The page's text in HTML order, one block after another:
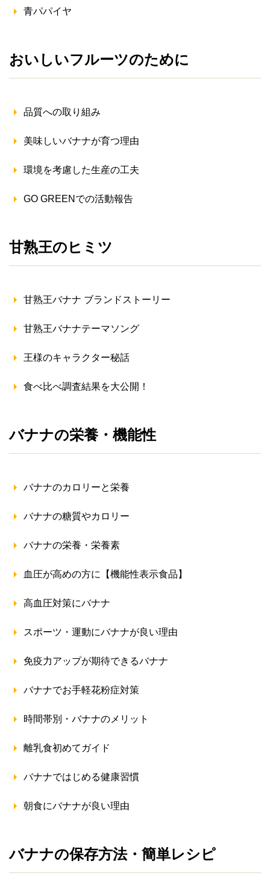
青パパイヤ
おいしいフルーツのために
品質への取り組み
美味しいバナナが育つ理由
環境を考慮した生産の工夫
GO GREENでの活動報告
甘熟王のヒミツ
甘熟王バナナ ブランドストーリー
甘熟王バナナテーマソング
王様のキャラクター秘話
食べ比べ調査結果を大公開！
バナナの栄養・機能性
バナナのカロリーと栄養
バナナの糖質やカロリー
バナナの栄養・栄養素
血圧が高めの方に【機能性表示食品】
高血圧対策にバナナ
スポーツ・運動にバナナが良い理由
免疫力アップが期待できるバナナ
バナナでお手軽花粉症対策
時間帯別・バナナのメリット
離乳食初めてガイド
バナナではじめる健康習慣
朝食にバナナが良い理由
バナナの保存方法・簡単レシピ